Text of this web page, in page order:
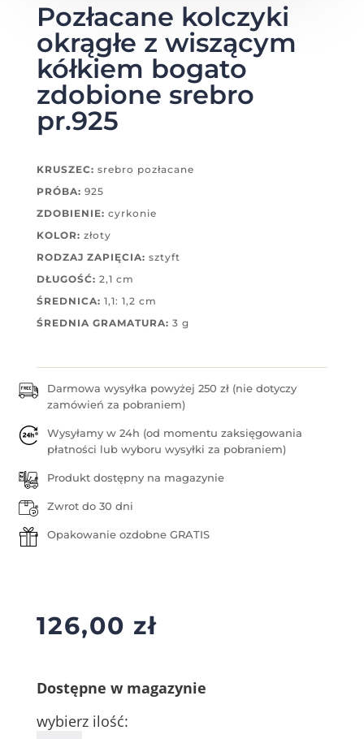
Pozłacane kolczyki
okrągłe z wiszącym
kółkiem bogato
zdobione srebro
pr.925
KRUSZEC: srebro pozłacane
PRÓBA: 925
ZDOBIENIE: cyrkonie
KOLOR: złoty
RODZAJ ZAPIĘCIA: sztyft
DŁUGOŚĆ: 2,1 cm
ŚREDNICA: 1,1: 1,2 cm
ŚREDNIA GRAMATURA: 3 g
Darmowa wysyłka powyżej 250 zł (nie dotyczy
zamówień za pobraniem)
Wysyłamy w 24h (od momentu zaksięgowania
płatności lub wyboru wysyłki za pobraniem)
Produkt dostępny na magazynie
Zwrot do 30 dni
Opakowanie ozdobne GRATIS
126,00 zł
Dostępne w magazynie
wybierz ilość: